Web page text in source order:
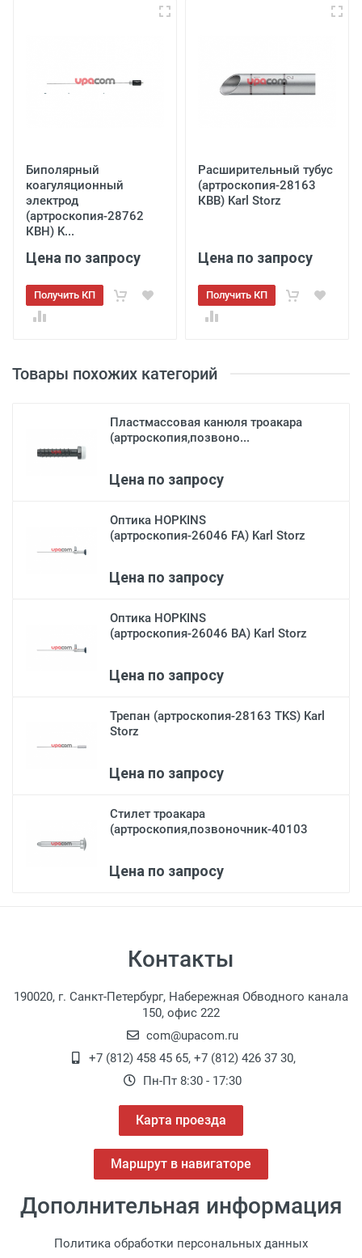
Товары похожих категорий
Пластмассовая канюля троакара
(артроскопия,позвоно...
Цена по запросу
Оптика HOPKINS
(артроскопия-26046 FA) Karl Storz
Цена по запросу
Оптика HOPKINS
(артроскопия-26046 BA) Karl Storz
Цена по запросу
Трепан (артроскопия-28163 TKS) Karl
Storz
Цена по запросу
Стилет троакара
(артроскопия,позвоночник-40103
Цена по запросу
Биполярный
коагуляционный
электрод
(артроскопия-28762
КВН) K...
Цена по запросу
Получить КП
Расширительный тубус
(артроскопия-28163
КВВ) Karl Storz
Цена по запросу
Получить КП
Контакты
190020, г. Санкт-Петербург, Набережная Обводного канала
150, офис 222
com@upacom.ru
+7 (812) 458 45 65, +7 (812) 426 37 30,
Пн-Пт 8:30 - 17:30
Карта проезда
Маршрут в навигаторе
Дополнительная информация
Политика обработки персональных данных